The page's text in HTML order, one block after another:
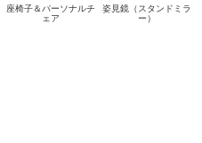
座椅子＆パーソナルチ
ェア
姿見鏡（スタンドミラ
ー）